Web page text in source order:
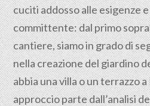
cuciti addosso alle esigenze
committente: dal primo
cantiere, siamo in grado di
nella creazione del giardino
abbia una villa o un terrazzo
approccio parte dall’analisi